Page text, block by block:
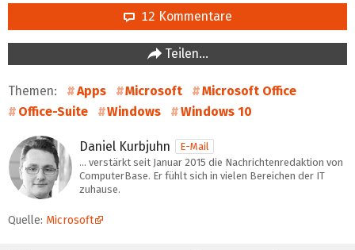
12 Kommentare
Teilen…
Themen: Apps Microsoft
Microsoft Office
Office-Suite
Windows Windows 10
Daniel Kurbjuhn
E-Mail
… verstärkt seit Januar 2015 die Nachrichtenredaktion von
ComputerBase. Er fühlt sich in vielen Bereichen der IT
zuhause.
Quelle: Microsoft